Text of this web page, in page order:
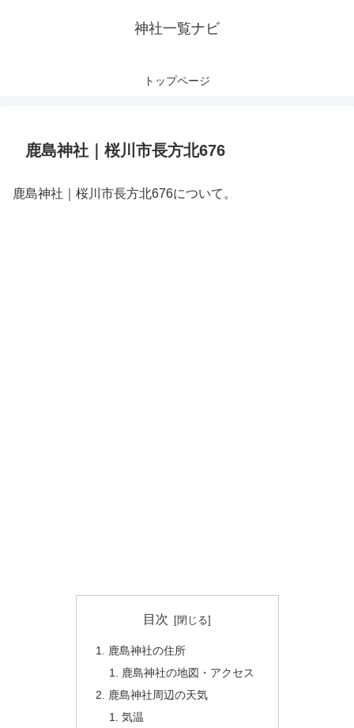
神社一覧ナビ
トップページ
鹿島神社｜桜川市長方北676
鹿島神社｜桜川市長方北676について。
目次
鹿島神社の住所
鹿島神社の地図・アクセス
鹿島神社周辺の天気
気温